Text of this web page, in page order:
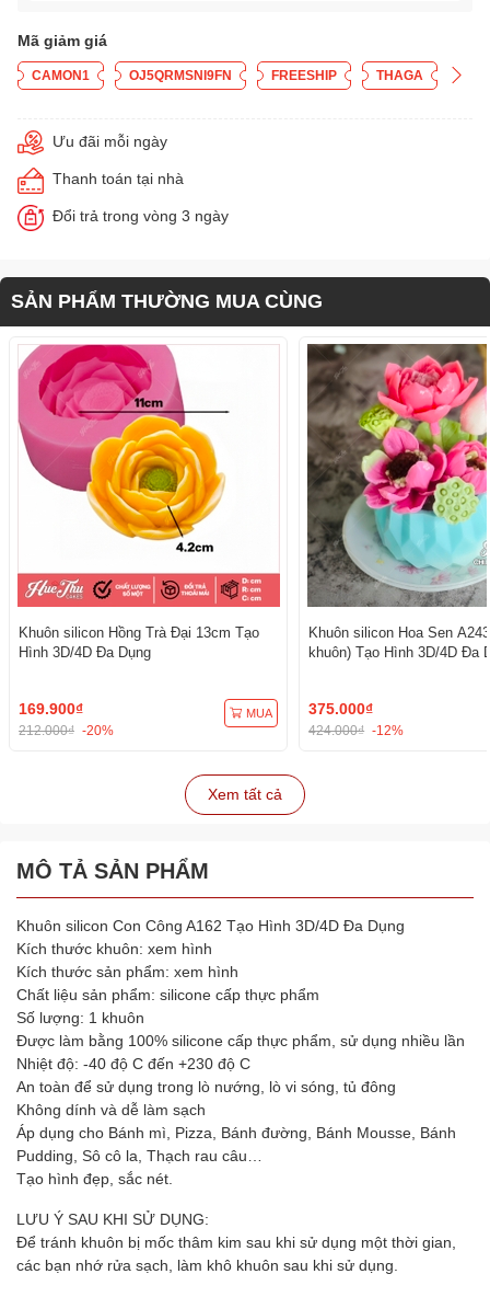
Mã giảm giá
CAMON1 OJ5QRMSNI9FN FREESHIP THAGA
Ưu đãi mỗi ngày
Thanh toán tại nhà
Đổi trả trong vòng 3 ngày
SẢN PHẨM THƯỜNG MUA CÙNG
Khuôn silicon Hồng Trà Đại 13cm Tạo
Hình 3D/4D Đa Dụng
169.900₫
212.000₫ -20%
MUA
Khuôn silicon Hoa Sen
khuôn) Tạo Hình 3D/4D Đa
375.000₫
424.000₫ -12%
Xem tất cả
MÔ TẢ SẢN PHẨM
Khuôn silicon Con Công A162 Tạo Hình 3D/4D Đa Dụng
Kích thước khuôn: xem hình
Kích thước sản phẩm: xem hình
Chất liệu sản phẩm: silicone cấp thực phẩm
Số lượng: 1 khuôn
Được làm bằng 100% silicone cấp thực phẩm, sử dụng nhiều lần
Nhiệt độ: -40 độ C đến +230 độ C
An toàn để sử dụng trong lò nướng, lò vi sóng, tủ đông
Không dính và dễ làm sạch
Áp dụng cho Bánh mì, Pizza, Bánh đường, Bánh Mousse, Bánh
Pudding, Sô cô la, Thạch rau câu…
Tạo hình đẹp, sắc nét.
LƯU Ý SAU KHI SỬ DỤNG:
Để tránh khuôn bị mốc thâm kim sau khi sử dụng một thời gian,
các bạn nhớ rửa sạch, làm khô khuôn sau khi sử dụng.